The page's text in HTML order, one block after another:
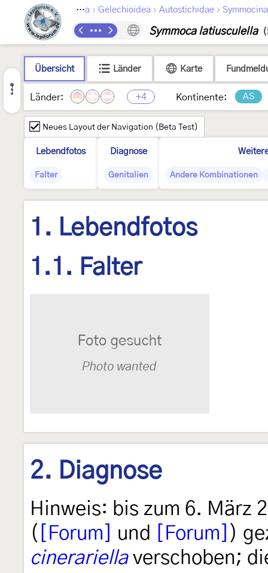
Lepidoptera › Gelechioidea › Autostichidae ›
Symmoca latiusculella
Übersicht Länder Karte
Länder: +4 Kontinente: AS
Neues Layout der Navigation (Beta Test)
Lebendfotos
Falter
Diagnose
Genitalien Andere Kombinationen
1. Lebendfotos
1.1. Falter
2. Diagnose
Hinweis: bis zum 6. März
(
[Forum] und [Forum]
)
cinerariellaverschoben;